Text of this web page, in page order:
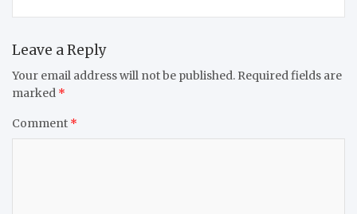
Leave a Reply
Your email address will not be published. Required fields are
marked *
Comment *